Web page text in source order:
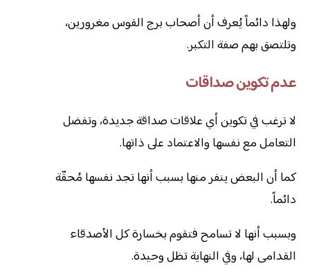
ولهذا دائماً يُعرف أن أصحاب برج القوس مغرورين،
وتلتصق بهم صفة التكبر.
عدم تكوين صداقات
لا ترغب في تكوين أي علاقات صداقة جديدة، وتفضل
التعامل مع نفسها والاعتماد على ذاتها.
كما أن البعض ينفر منها بسبب أنها تجد نفسها مُحقّة
دائماً.
وبسبب أنها لا تسامح فتقوم بخسارة كل الأصدقاء
القدامى لها، وفي النهاية تظل وحيدة.